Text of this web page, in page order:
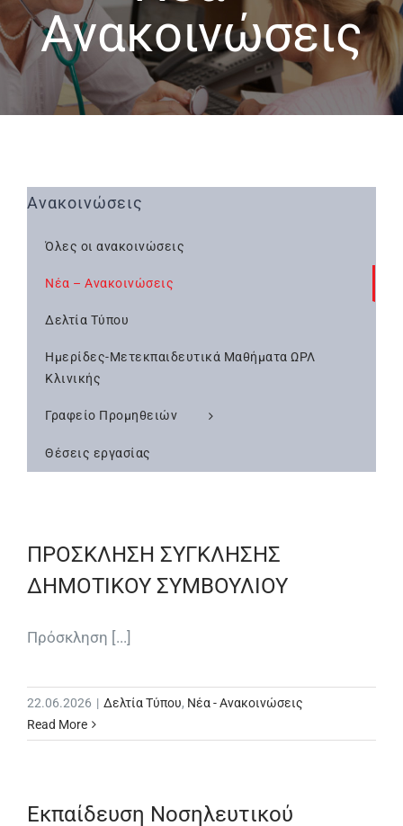
Ανακοινώσεις
Ανακοινώσεις
Όλες οι ανακοινώσεις
Νέα – Ανακοινώσεις
Δελτία Τύπου
Ημερίδες-Μετεκπαιδευτικά Μαθήματα ΩΡΛ
Κλινικής
Γραφείο Προμηθειών
Θέσεις εργασίας
ΠΡΟΣΚΛΗΣΗ ΣΥΓΚΛΗΣΗΣ
ΔΗΜΟΤΙΚΟΥ ΣΥΜΒΟΥΛΙΟΥ
Πρόσκληση [...]
22.06.2026 | Δελτία Τύπου, Νέα - Ανακοινώσεις
Read More
Εκπαίδευση Νοσηλευτικού